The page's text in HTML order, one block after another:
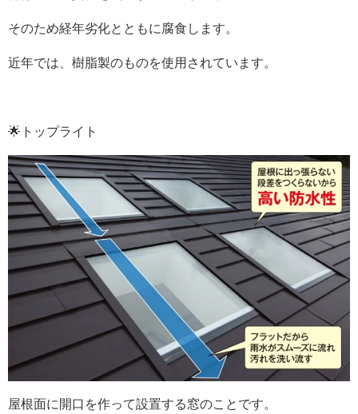
そのため経年劣化とともに腐食します。
近年では、樹脂製のものを使用されています。
🌟トップライト
屋根面に開口を作って設置する窓のことです。